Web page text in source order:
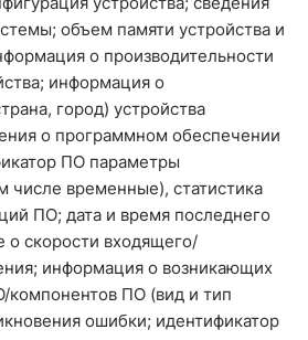
объем памяти устройства и
о производительности
информация о
город) устройства
о программном обеспечении
ПО параметры
числе временные), статистика
ПО; дата и время последнего
о скорости входящего/
информация о возникающих
компонентов ПО (вид и тип
ошибки; идентификатор